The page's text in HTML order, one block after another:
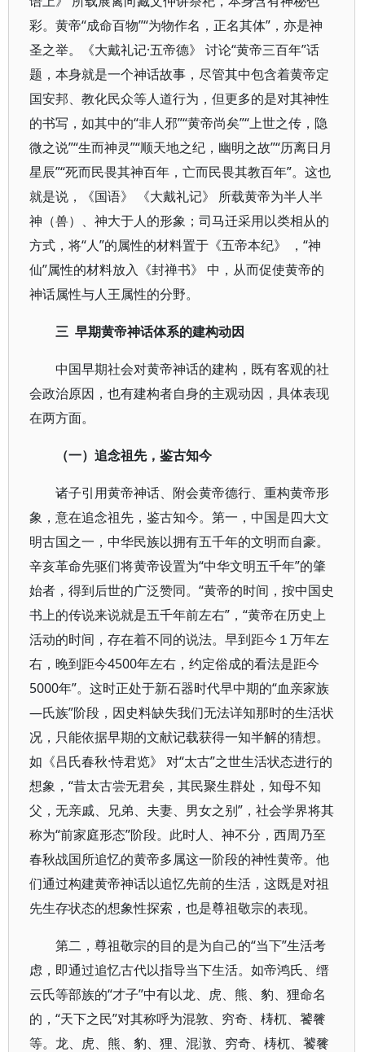
彩。黄帝“成命百物”“为物作名，正名其体”，亦是神
圣之举。《大戴礼记·五帝德》 讨论“黄帝三百年”话
题，本身就是一个神话故事，尽管其中包含着黄帝定
国安邦、教化民众等人道行为，但更多的是对其神性
的书写，如其中的“非人邪”“黄帝尚矣”“上世之传，隐
微之说”“生而神灵”“顺天地之纪，幽明之故”“历离日月
星辰”“死而民畏其神百年，亡而民畏其教百年”。这也
就是说，《国语》 《大戴礼记》 所载黄帝为半人半
神（兽）、神大于人的形象；司马迁采用以类相从的
方式，将“人”的属性的材料置于《五帝本纪》 ，“神
仙”属性的材料放入《封禅书》 中，从而促使黄帝的
神话属性与人王属性的分野。
三 早期黄帝神话体系的建构动因
中国早期社会对黄帝神话的建构，既有客观的社
会政治原因，也有建构者自身的主观动因，具体表现
在两方面。
（一）追念祖先，鉴古知今
诸子引用黄帝神话、附会黄帝德行、重构黄帝形
象，意在追念祖先，鉴古知今。第一，中国是四大文
明古国之一，中华民族以拥有五千年的文明而自豪。
辛亥革命先驱们将黄帝设置为“中华文明五千年”的肇
始者，得到后世的广泛赞同。“黄帝的时间，按中国史
书上的传说来说就是五千年前左右”，“黄帝在历史上
活动的时间，存在着不同的说法。早到距今１万年左
右，晚到距今4500年左右，约定俗成的看法是距今
5000年”。这时正处于新石器时代早中期的“血亲家族
—氏族”阶段，因史料缺失我们无法详知那时的生活状
况，只能依据早期的文献记载获得一知半解的猜想。
如《吕氏春秋·恃君览》 对“太古”之世生活状态进行的
想象，“昔太古尝无君矣，其民聚生群处，知母不知
父，无亲戚、兄弟、夫妻、男女之别”，社会学界将其
称为“前家庭形态”阶段。此时人、神不分，西周乃至
春秋战国所追忆的黄帝多属这一阶段的神性黄帝。他
们通过构建黄帝神话以追忆先前的生活，这既是对祖
先生存状态的想象性探索，也是尊祖敬宗的表现。
第二，尊祖敬宗的目的是为自己的“当下”生活考
虑，即通过追忆古代以指导当下生活。如帝鸿氏、缙
云氏等部族的“才子”中有以龙、虎、熊、豹、狸命名
的，“天下之民”对其称呼为混敦、穷奇、梼杌、饕餮
等。龙、虎、熊、豹、狸、混潡、穷奇、梼杌、饕餮